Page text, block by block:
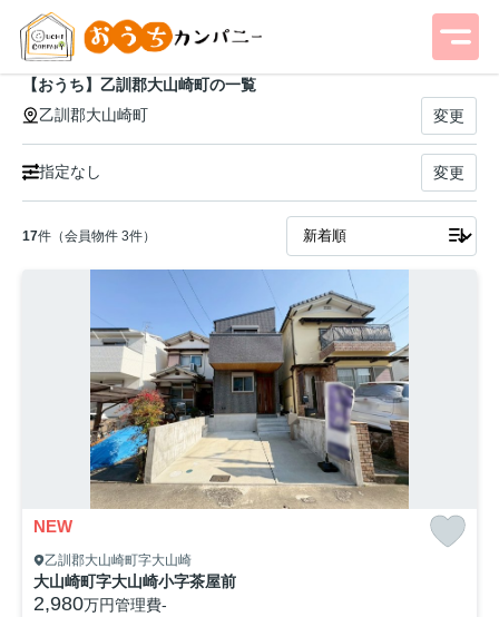
【おうち】乙訓郡大山崎町の一覧
乙訓郡大山崎町
変更
指定なし 変更
17件（会員物件 3件）
NEW
乙訓郡大山崎町字大山崎
大山崎町字大山崎小字茶屋前
2,980万円管理費-